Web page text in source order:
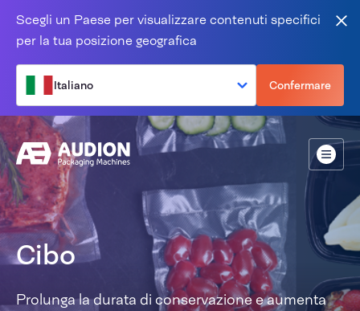
Scegli un Paese per visualizzare contenuti specifici
per la tua posizione geografica
Italiano Confermare
Menù
Cibo
Prolunga la durata di conservazione e aumenta